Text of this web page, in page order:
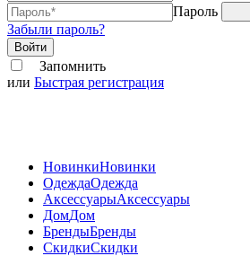
Пароль
Забыли пароль?
Войти
Запомнить
или Быстрая регистрация
НовинкиНовинки
ОдеждаОдежда
АксессуарыАксессуары
ДомДом
БрендыБренды
СкидкиСкидки